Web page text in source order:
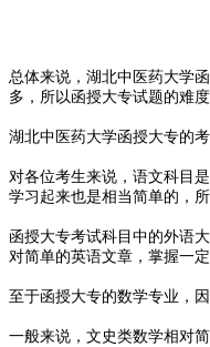
总体来说，湖北中医药大学
多，所以函授大专试题的难度
湖北中医药大学函授大专的
对各位考生来说，语文科目
学习起来也是相当简单的，
函授大专考试科目中的外语
对简单的英语文章，掌握一定
至于函授大专的数学专业，
一般来说，文史类数学相对